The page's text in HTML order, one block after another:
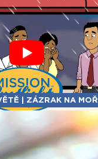
| ZÁZRAK NA MOŘI